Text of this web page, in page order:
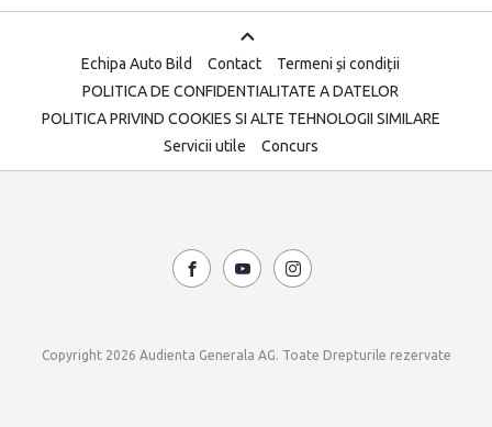
Echipa Auto Bild Contact
Termeni și condiții
POLITICA DE CONFIDENTIALITATE A DATELOR
POLITICA PRIVIND COOKIES SI ALTE TEHNOLOGII SIMILARE
Servicii utile
Concurs
Copyright 2026 Audienta Generala AG. Toate Drepturile rezervate